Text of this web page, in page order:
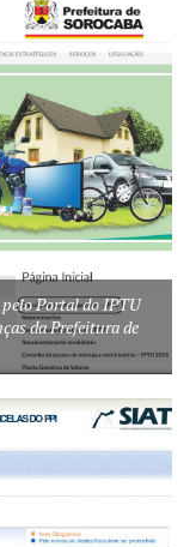
Portal do IPTU
da Prefeitura de